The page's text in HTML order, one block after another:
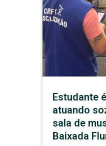
Estudante
atuando
sala de
Baixada